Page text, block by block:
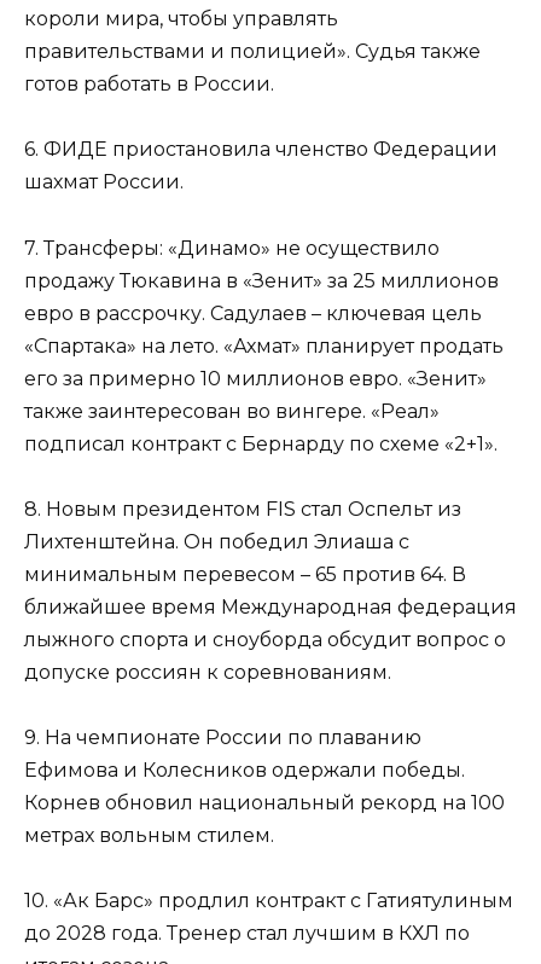
короли мира, чтобы управлять
правительствами и полицией». Судья также
готов работать в России.
6. ФИДЕ приостановила членство Федерации
шахмат России.
7. Трансферы: «Динамо» не осуществило
продажу Тюкавина в «Зенит» за 25 миллионов
евро в рассрочку. Садулаев – ключевая цель
«Спартака» на лето. «Ахмат» планирует продать
его за примерно 10 миллионов евро. «Зенит»
также заинтересован во вингере. «Реал»
подписал контракт с Бернарду по схеме «2+1».
8. Новым президентом FIS стал Оспельт из
Лихтенштейна. Он победил Элиаша с
минимальным перевесом – 65 против 64. В
ближайшее время Международная федерация
лыжного спорта и сноуборда обсудит вопрос о
допуске россиян к соревнованиям.
9. На чемпионате России по плаванию
Ефимова и Колесников одержали победы.
Корнев обновил национальный рекорд на 100
метрах вольным стилем.
10. «Ак Барс» продлил контракт с Гатиятулиным
до 2028 года. Тренер стал лучшим в КХЛ по